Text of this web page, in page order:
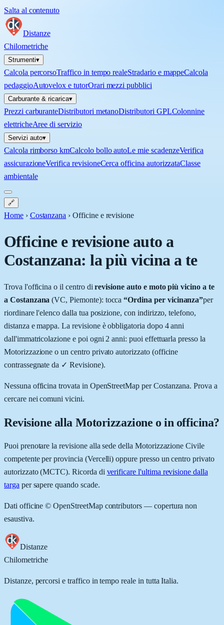
Salta al contenuto
Distanze
Chilometriche
Strumenti▾
Calcola percorsoTraffico in tempo realeStradario e mappeCalcola
pedaggioAutovelox e tutorOrari mezzi pubblici
Carburante & ricarica▾
Prezzi carburanteDistributori metanoDistributori GPLColonnine
elettricheAree di servizio
Servizi auto▾
Calcola rimborso kmCalcolo bollo autoLe mie scadenzeVerifica
assicurazioneVerifica revisioneCerca officina autorizzataClasse
ambientale
🔗
Home› Costanzana › Officine e revisione
Officine e revisione auto a
Costanzana: la più vicina a te
Trova l'officina o il centro di revisione auto e moto più vicino a te
a Costanzana (VC,Piemonte): tocca“Ordina per vicinanza”per
riordinare l'elenco dalla tua posizione, con indirizzo, telefono,
distanza e mappa. La revisione è obbligatoria dopo 4 anni
dall'immatricolazione e poi ogni 2 anni: puoi effettuarla presso la
Motorizzazione o un centro privato autorizzato (officine
contrassegnate da ✓ Revisione).
Nessuna officina trovata in OpenStreetMap perCostanzana. Prova a
cercare nei comuni vicini.
Revisione alla Motorizzazione o in officina?
Puoi prenotare la revisione alla sede della Motorizzazione Civile
competente per provincia (Vercelli) oppure presso un centro privato
autorizzato (MCTC). Ricorda di verificare l'ultima revisione dalla
targa per sapere quando scade.
Dati officine © OpenStreetMap contributors — copertura non
esaustiva.
Distanze
Chilometriche
Distanze, percorsi e traffico in tempo reale in tutta Italia.